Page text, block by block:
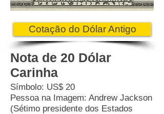
Cotação do Dólar Antigo
Nota de 20 Dólar
Carinha
Símbolo: US$ 20
Pessoa na Imagem: Andrew Jackson
(Sétimo presidente dos Estados